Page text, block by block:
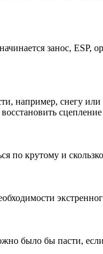
занос, ESP,
например, снегу
по крутому и
было бы пасти,